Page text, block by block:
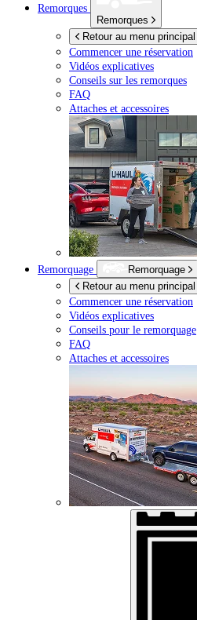
Remorques
Remorques
Retour au menu principal
Commencer une réservation
Vidéos explicatives
Conseils sur les remorques
FAQ
Attaches et accessoires
Remorquage
Remorquage
Retour au menu principal
Commencer une réservation
Vidéos explicatives
Conseils pour le remorquage
FAQ
Attaches et accessoires